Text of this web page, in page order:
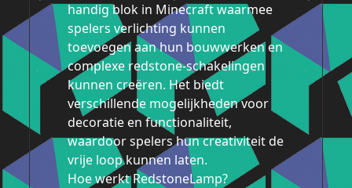
handig blok in Minecraft waarmee
spelers verlichting kunnen
toevoegen aan hun bouwwerken en
complexe redstone-schakelingen
kunnen creëren. Het biedt
verschillende mogelijkheden voor
decoratie en functionaliteit,
waardoor spelers hun creativiteit de
vrije loop kunnen laten.
Hoe werkt RedstoneLamp?